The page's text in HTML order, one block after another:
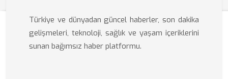
Türkiye ve dünyadan güncel haberler, son dakika
gelişmeleri, teknoloji, sağlık ve yaşam içeriklerini
sunan bağımsız haber platformu.